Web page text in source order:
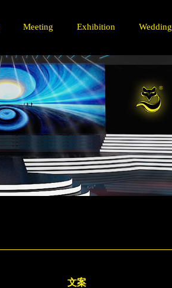
Meeting Exhibition Wedding
文案